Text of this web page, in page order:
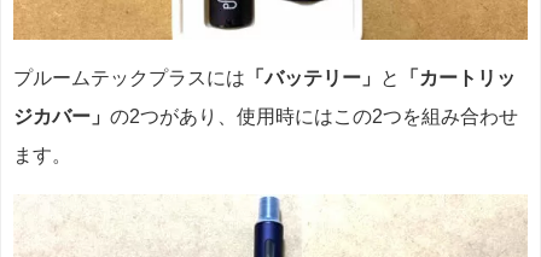
プルームテックプラスには 「バッテリー」 と
「カートリッ
ジカバー」 の2つがあり、使用時にはこの2つを組み合わせ
ます。